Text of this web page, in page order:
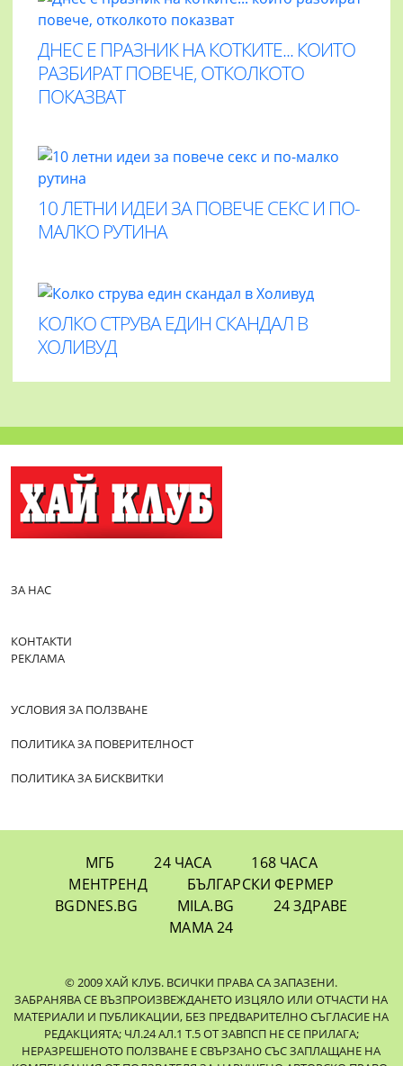
ДНЕС Е ПРАЗНИК НА КОТКИТЕ... КОИТО
РАЗБИРАТ ПОВЕЧЕ, ОТКОЛКОТО
ПОКАЗВАТ
10 ЛЕТНИ ИДЕИ ЗА ПОВЕЧЕ СЕКС И ПО-
МАЛКО РУТИНА
КОЛКО СТРУВА ЕДИН СКАНДАЛ В
ХОЛИВУД
ЗА НАС
КОНТАКТИ
РЕКЛАМА
УСЛОВИЯ ЗА ПОЛЗВАНЕ
ПОЛИТИКА ЗА ПОВЕРИТЕЛНОСТ
ПОЛИТИКА ЗА БИСКВИТКИ
МГБ 24 ЧАСА
168 ЧАСА
МЕНТРЕНД
БЪЛГАРСКИ ФЕРМЕР
BGDNES.BG
MILA.BG
24 ЗДРАВЕ
МАМА 24
© 2009 ХАЙ КЛУБ. ВСИЧКИ ПРАВА СА ЗАПАЗЕНИ.
ЗАБРАНЯВА СЕ ВЪЗПРОИЗВЕЖДАНЕТО ИЗЦЯЛО ИЛИ ОТЧАСТИ НА
МАТЕРИАЛИ И ПУБЛИКАЦИИ, БЕЗ ПРЕДВАРИТЕЛНО СЪГЛАСИЕ НА
РЕДАКЦИЯТА; ЧЛ.24 АЛ.1 Т.5 ОТ ЗАВПСП НЕ СЕ ПРИЛАГА;
НЕРАЗРЕШЕНОТО ПОЛЗВАНЕ Е СВЪРЗАНО СЪС ЗАПЛАЩАНЕ НА